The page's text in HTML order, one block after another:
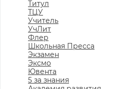
Титул
ТЦУ
Учитель
УчЛит
Флер
Школьная Пресса
Экзамен
Эксмо
Ювента
5 за знания